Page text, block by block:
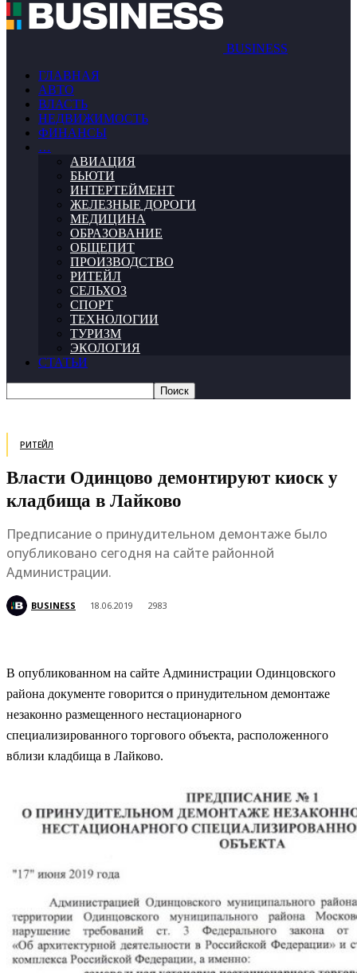
BUSINESS
ГЛАВНАЯ
АВТО
ВЛАСТЬ
НЕДВИЖИМОСТЬ
ФИНАНСЫ
…
АВИАЦИЯ
БЬЮТИ
ИНТЕРТЕЙМЕНТ
ЖЕЛЕЗНЫЕ ДОРОГИ
МЕДИЦИНА
ОБРАЗОВАНИЕ
ОБЩЕПИТ
ПРОИЗВОДСТВО
РИТЕЙЛ
СЕЛЬХОЗ
СПОРТ
ТЕХНОЛОГИИ
ТУРИЗМ
ЭКОЛОГИЯ
СТАТЬИ
РИТЕЙЛ
Власти Одинцово демонтируют киоск у
кладбища в Лайково
Предписание о принудительном демонтаже было
опубликовано сегодня на сайте районной
Администрации.
BUSINESS 18.06.2019 2983
В опубликованном на сайте Администрации Одинцовского
района документе говорится о принудительном демонтаже
незаконно размещенного нестационарного
специализированного торгового объекта, расположенного
вблизи кладбища в Лайково.